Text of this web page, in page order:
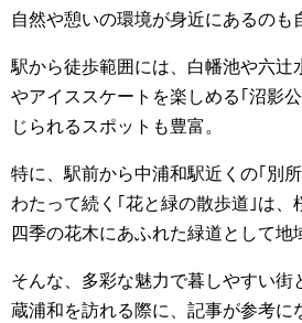
自然や憩いの環境が身近にあるのも
駅から徒歩範囲には、白幡池や六辻
やアイススケートを楽しめる｢沼影
じられるスポットも豊富。
特に、駅前から中浦和駅近くの｢別
わたって続く｢花と緑の散歩道｣は、
四季の花木にあふれた緑道として地
そんな、多彩な魅力で暮しやすい街
蔵浦和を訪れる際に、記事が参考に